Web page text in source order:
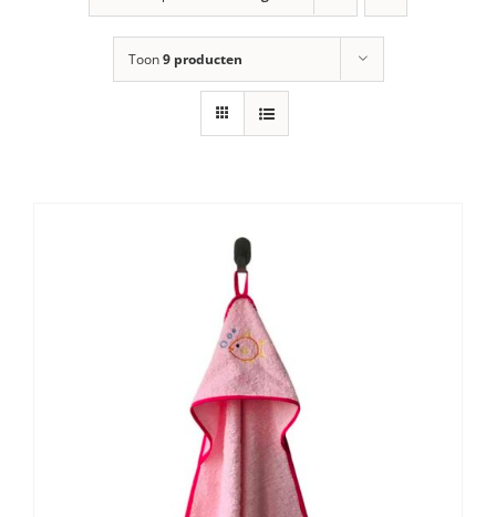
Toon9 producten